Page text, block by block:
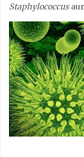
Staphylococcus